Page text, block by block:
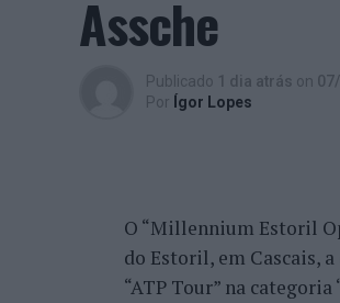
humano permanece,
Ígor Lopes
Assche
Publicado 1 dia atrás on
Por Ígor Lopes
O “Millennium Estoril
do Estoril, em Cascais,
“ATP Tour” na